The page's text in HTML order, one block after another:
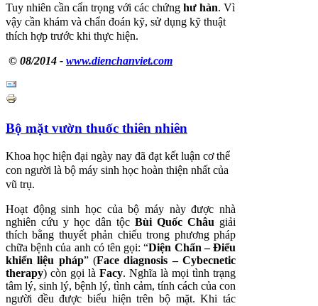
Tuy nhiên cần cẩn trọng với các chứng hư hàn. Vì
vậy cần khám và chẩn đoán kỹ, sử dụng kỹ thuật
thích hợp trước khi thực hiện.
© 08/2014 - www.dienchanviet.com
Bộ mặt vườn thuốc thiên nhiên
Khoa học hiện đại ngày nay đã đạt kết luận cơ thể
con người là bộ máy sinh học hoàn thiện nhất của
vũ trụ.
Hoạt động sinh học của bộ máy này được nhà
nghiên cứu y học dân tộc Bùi Quốc Châu giải
thích bằng thuyết phản chiếu trong phương pháp
chữa bệnh của anh có tên gọi: “Diện Chẩn –Điểu
khiển liệu pháp” (Face diagnosis – Cybecnetic
therapy) còn gọi là Facy. Nghĩa là mọi tình trạng
tâm lý, sinh lý, bệnh lý, tình cảm, tính cách của con
người đều được biểu hiện trên bộ mặt. Khi tác